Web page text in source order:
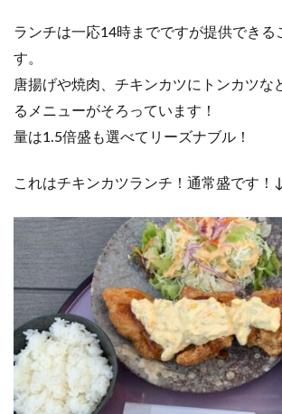
ランチは一応14時までですが提供できる
す。
唐揚げや焼肉、チキンカツにトンカツな
るメニューがそろっています！
量は1.5倍盛も選べてリーズナブル！
これはチキンカツランチ！通常盛です！